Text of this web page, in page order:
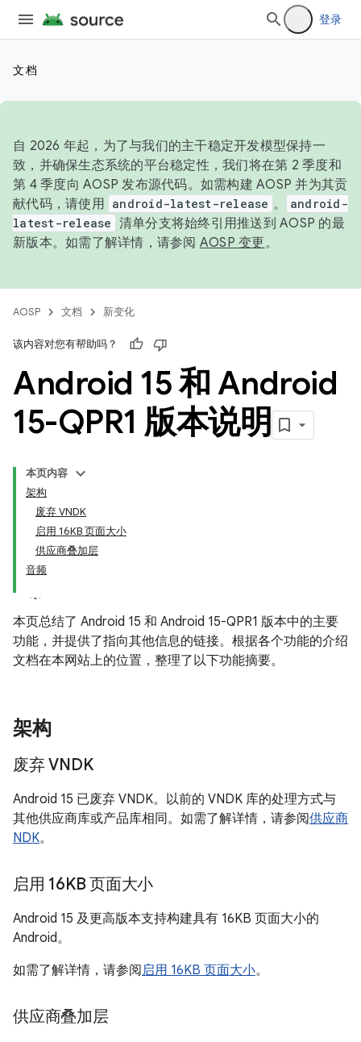
登录
文档
自 2026 年起，为了与我们的主干稳定开发模型保持一
致，并确保生态系统的平台稳定性，我们将在第 2 季度和
第 4 季度向 AOSP 发布源代码。如需构建 AOSP 并为其贡
献代码，请使用 android-latest-release 。
android-
latest-release 清单分支将始终引用推送到 AOSP 的最
新版本。如需了解详情，请参阅 AOSP 变更。
AOSP 文档 新变化
该内容对您有帮助吗？
Android 15 和 Android
15-QPR1 版本说明
本页内容
架构
废弃 VNDK
启用 16KB 页面大小
供应商叠加层
音频
本页总结了 Android 15 和 Android 15-QPR1 版本中的主要
功能，并提供了指向其他信息的链接。根据各个功能的介绍
文档在本网站上的位置，整理了以下功能摘要。
架构
废弃 VNDK
Android 15 已废弃 VNDK。以前的 VNDK 库的处理方式与
其他供应商库或产品库相同。如需了解详情，请参阅供应商
NDK。
启用 16KB 页面大小
Android 15 及更高版本支持构建具有 16KB 页面大小的
Android。
如需了解详情，请参阅启用 16KB 页面大小。
供应商叠加层